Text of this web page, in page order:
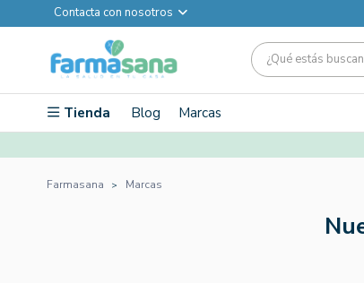
Contacta con nosotros
Tienda Blog Marcas
Farmasana Marcas